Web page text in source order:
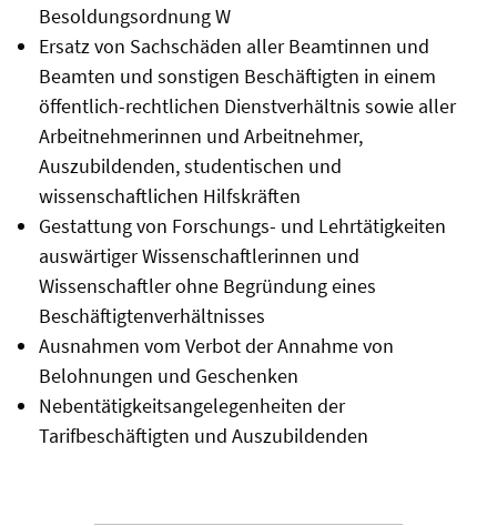
Besoldungsordnung W
Ersatz von Sachschäden aller Beamtinnen und
Beamten und sonstigen Beschäftigten in einem
öffentlich-rechtlichen Dienstverhältnis sowie aller
Arbeitnehmerinnen und Arbeitnehmer,
Auszubildenden, studentischen und
wissenschaftlichen Hilfskräften
Gestattung von Forschungs- und Lehrtätigkeiten
auswärtiger Wissenschaftlerinnen und
Wissenschaftler ohne Begründung eines
Beschäftigtenverhältnisses
Ausnahmen vom Verbot der Annahme von
Belohnungen und Geschenken
Nebentätigkeitsangelegenheiten der
Tarifbeschäftigten und Auszubildenden